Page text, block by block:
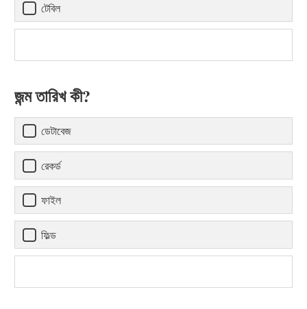
টেবিল
জন্ম তারিখ কী?
ডেটাবেজ
রেকর্ড
ফাইল
ফিল্ড